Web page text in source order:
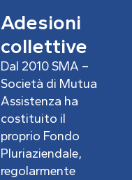
Adesioni
collettive
Dal 2010 SMA –
Società di Mutua
Assistenza ha
costituito il
proprio Fondo
Pluriaziendale,
regolarmente